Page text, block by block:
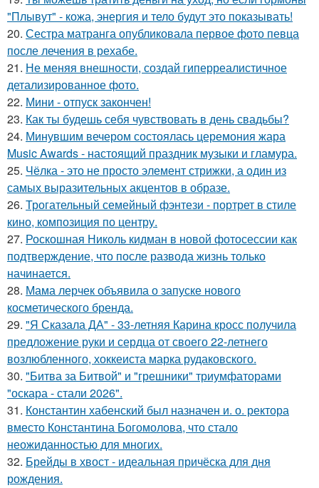
"Плывут" - кожа, энергия и тело будут это показывать!
20. Сестра матранга опубликовала первое фото певца
после лечения в рехабе.
21. Не меняя внешности, создай гиперреалистичное
детализированное фото.
22. Мини - отпуск закончен!
23. Как ты будешь себя чувствовать в день свадьбы?
24. Минувшим вечером состоялась церемония жара
Music Awards - настоящий праздник музыки и гламура.
25. Чёлка - это не просто элемент стрижки, а один из
самых выразительных акцентов в образе.
26. Трогательный семейный фэнтези - портрет в стиле
кино, композиция по центру.
27. Роскошная Николь кидман в новой фотосессии как
подтверждение, что после развода жизнь только
начинается.
28. Мама лерчек объявила о запуске нового
косметического бренда.
29. "Я Сказала ДА" - 33-летняя Карина кросс получила
предложение руки и сердца от своего 22-летнего
возлюбленного, хоккеиста марка рудаковского.
30. "Битва за Битвой" и "грешники" триумфаторами
"оскара - стали 2026".
31. Константин хабенский был назначен и. о. ректора
вместо Константина Богомолова, что стало
неожиданностью для многих.
32. Брейды в хвост - идеальная причёска для дня
рождения.